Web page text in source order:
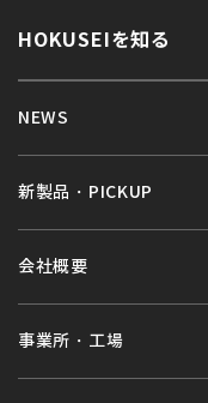
HOKUSEIを知る
NEWS
新製品・PICKUP
会社概要
事業所・工場